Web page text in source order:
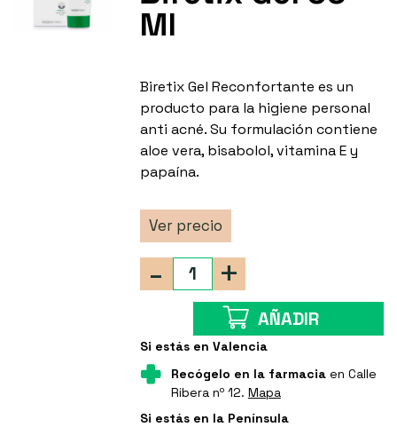
Ml
Biretix Gel Reconfortante es un
producto para la higiene personal
anti acné. Su formulación contiene
aloe vera, bisabolol, vitamina E y
papaína.
Ver precio
+
-
AÑADIR
Si estás en Valencia
Recógelo en la farmaciaen Calle
Ribera nº 12. Mapa
Si estás en la Península